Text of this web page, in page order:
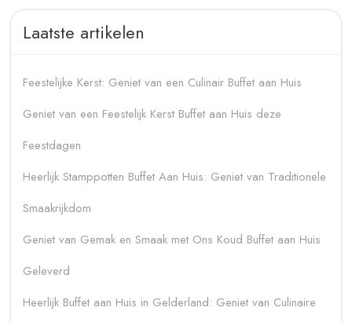
Laatste artikelen
Feestelijke Kerst: Geniet van een Culinair Buffet aan Huis
Geniet van een Feestelijk Kerst Buffet aan Huis deze
Feestdagen
Heerlijk Stamppotten Buffet Aan Huis: Geniet van Traditionele
Smaakrijkdom
Geniet van Gemak en Smaak met Ons Koud Buffet aan Huis
Geleverd
Heerlijk Buffet aan Huis in Gelderland: Geniet van Culinaire